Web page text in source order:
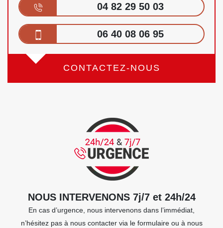
04 82 29 50 03
06 40 08 06 95
CONTACTEZ-NOUS
NOUS INTERVENONS 7j/7 et 24h/24
En cas d’urgence, nous intervenons dans l’immédiat,
n’hésitez pas à nous contacter via le formulaire ou à nous